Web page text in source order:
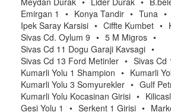
Emirgan 1
• Konya Tandir • Tuna •
Ipek Saray Karsisi • Ciffte Kumbet •
Sivas Cd. Oylum 9 • 5 M Migros •
Sivas Cd 11 Dogu Garaji Kavsagi •
Sivas Cd 13 Ford Metinler • Sivas Cd
Kumarli Yolu 1 Shampion • Kumarli
Kumarli Yolu 3 Somyurekler • Gulf
Kumarli Yolu Kocasinan Girisi •
Gesi Yolu 1
• Serkent 1 Girisi •